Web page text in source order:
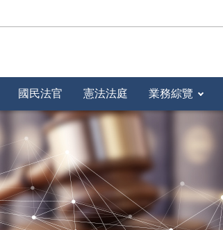
國民法官 憲法法庭 業務綜覽